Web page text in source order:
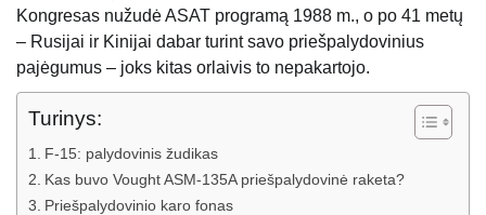
Kongresas nužudė ASAT programą 1988 m., o po 41 metų
– Rusijai ir Kinijai dabar turint savo priešpalydovinius
pajėgumus – joks kitas orlaivis to nepakartojo.
Turinys:
F-15: palydovinis žudikas
Kas buvo Vought ASM-135A priešpalydovinė raketa?
Priešpalydovinio karo fonas